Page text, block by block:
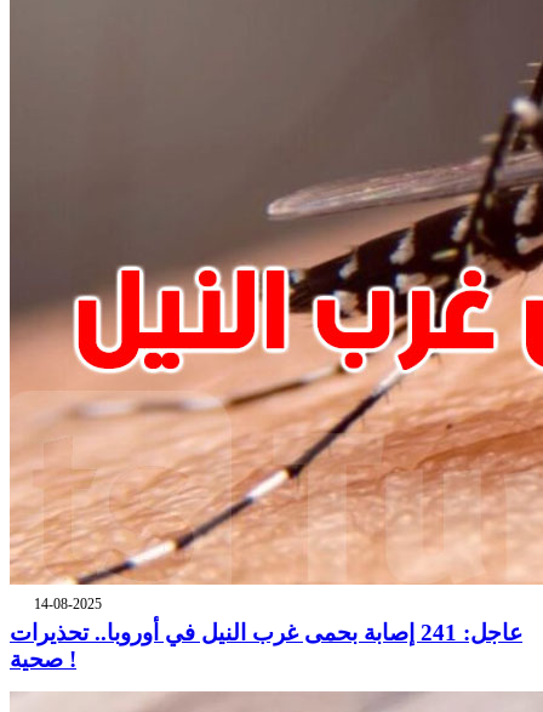
14-08-2025
عاجل: 241 إصابة بحمى غرب النيل في أوروبا.. تحذيرات
صحية !